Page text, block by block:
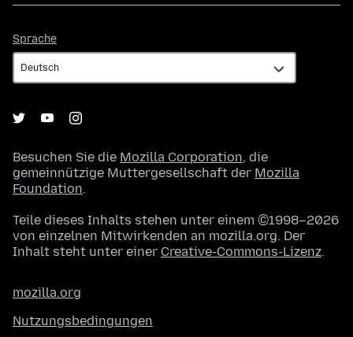
Sprache
Besuchen Sie die Mozilla Corporation, die
gemeinnützige Muttergesellschaft der Mozilla
Foundation.
Teile dieses Inhalts stehen unter einem ©1998–2026
von einzelnen Mitwirkenden an mozilla.org. Der
Inhalt steht unter einer Creative-Commons-Lizenz.
mozilla.org
Nutzungsbedingungen